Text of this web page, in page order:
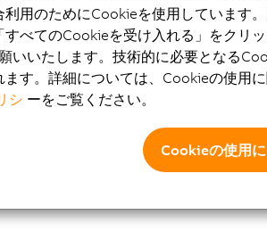
access to PLC
Requirements
Automation Studio
Contents
Use Automation
Work with basic
さらに読む
用のためにCookieを使用しています
べてのCookieを受け入れる」をクリ
いいたします。技術的に必要となる
す。詳細については、Cookieの使用
シ ーをご覧ください。
Cookieの使用